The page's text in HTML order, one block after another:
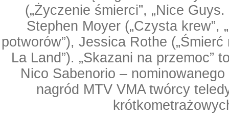
(„Życzenie śmierci”, „Nice
Stephen Moyer („Czysta krew”,
potworów”), Jessica Rothe („Śmierć
La Land”). „Skazani na przemoc”
Nico Sabenorio –
nagród MTV VMA twórcy